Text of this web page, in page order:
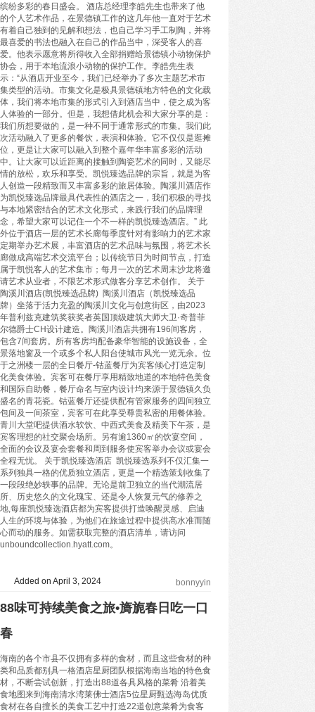
缤纷多彩的春日盛会。 酒店总经理李皓先生也带来了他
的个人艺术作品，在景德镇工作的这几年他一直对于艺术
有着自己独到的见解和想法，也自己学习手工制陶，并将
最喜爱的书法也融入在自己的作品当中，深受客人的喜
爱。他表示愿意将所得收入全部捐赠给景德镇小动物保护
协会，用于本地流浪小动物的保护工作。李皓先生表
示：“从酒店开业至今，我们已经举办了多次主题艺术市
集类型的活动。市集文化是极具景德镇地方特色的文化载
体，我们将本地市集的形式引入到酒店当中，使之成为客
人体验的一部分。但是，我想借此机会和大家分享的是：
我们所想要做的，是一种不同于通常形式的市集。我们此
次活动融入了更多的餐饮，表演和体验。它不仅仅是逛摊
位，更是让大家可以融入到整个嘉年华丰富多彩的活动
中。让大家可以近距离的接触到陶瓷艺术的同时，又能尽
情的放松，欢乐和享受。凯悦臻选品牌的宗旨，就是为客
人创造一段精致而又丰富多彩的旅居体验。陶溪川酒店作
为凯悦臻选品牌最具代表性的酒店之一，我们积极的寻找
与本地紧密结合的艺术文化形式，来践行我们的品牌理
念，希望大家可以记住一个不一样的凯悦臻选酒店。” 此
外位于酒店一层的艺术长廊每季度针对有影响力的艺术家
定期举办艺术展，丰富酒店的艺术品味与氛围，将艺术长
廊做成高端艺术交流平台；以传统节日为时间节点，打造
属于凯悦客人的艺术集市；每月一次的艺术周末沙龙将邀
请艺术从业者，不限艺术形式做客分享艺术创作。 关于
陶溪川酒店(凯悦臻选品牌) 陶溪川酒店（凯悦臻选品
牌）坐落于活力充盈的陶溪川文化与创意街区，由2023
年普利兹克建筑奖获奖者英国顶级建筑大师大卫·奇普菲
尔德爵士CH设计建造。陶溪川酒店共拥有196间客房，
包含7间套房。所有客房均配备豪华智能的设施设备，全
景落地窗及一个或多个私人阳台使城市风光一览无余。位
于之洲楼一层的全日餐厅-钴蓝餐厅为宾客倾心打造定制
化美食体验。宾客可在餐厅享用精致地道的本地特色美食
和国际自助餐，餐厅命名与室内设计均来源于景德镇久负
盛名的青花瓷。钴蓝餐厅还提供配有管家服务的四间独立
包间及一间茶室，宾客可在此享受尊贵私密的用餐体验。
青川大堂吧提供酒水软饮、中西式美食及精美下午茶，是
宾客理想的社交聚会场所。另有逾1360㎡的饮宴空间，
全面的会议及宴会套餐和周到服务使宾客举办会议或宴会
全程无忧。 关于凯悦臻选酒店 凯悦臻选系列不仅汇集一
系列独具一格的优质独立酒店，更是一个精选策划收集了
一段段绝妙轶事的品牌。无论是前卫独立的当代潮流居
所、历史悠久的文化瑰宝、还是令人恢复元气的修养之
地,每座凯悦臻选酒店都为宾客提供打造唤醒灵感、启迪
人生的环境与体验，为他们在旅途过程中提供高水准而随
心而动的服务。如需获取完整的酒店清单，请访问
unboundcollection.hyatt.com。
Added on April 3, 2024 bonnyyin
88味可持续美食之旅•旖旎春日吃一口
春
海南的各个市县不仅拥有多样的食材，而且这些食材的种
类和品质都别具一格酒店星厨团队根据海南当地的特色食
材，不断尝试创新，打造出88道各具风格的菜肴 沿着美
食地图来到海南清水湾莱佛士酒店5位星厨甄选海岛优质
食材在各自擅长的美食工艺中打造22道创意菜肴为食客